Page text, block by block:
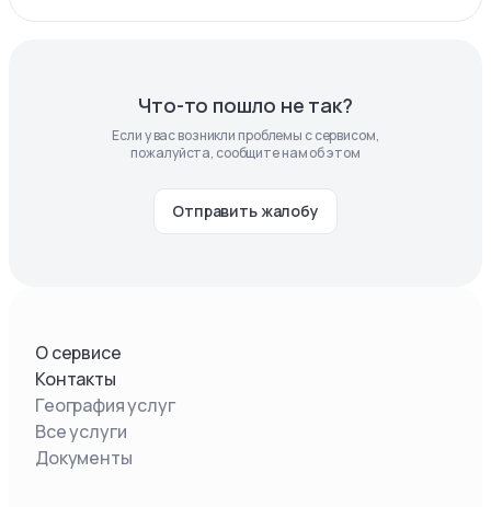
Что-то пошло не так?
Если у вас возникли проблемы с сервисом,
пожалуйста, сообщите нам об этом
Отправить жалобу
О сервисе
Контакты
География услуг
Все услуги
Документы